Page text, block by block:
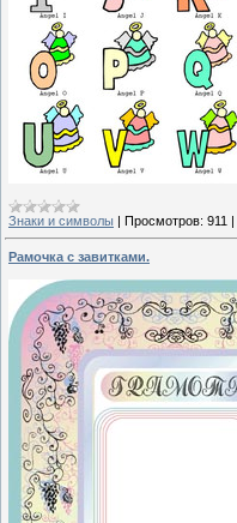
Знаки и символы | Просмотров: 911 |
Рамочка с завитками.